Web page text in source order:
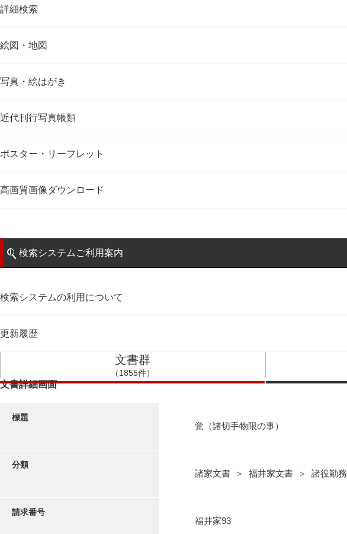
詳細検索
絵図・地図
写真・絵はがき
近代刊行写真帳類
ポスター・リーフレット
高画質画像ダウンロード
検索システムご利用案内
検索システムの利用について
更新履歴
文書群
（1855件）
文書詳細画面
標題
覚（諸切手物限の事）
分類
諸家文書 ＞ 福井家文書 ＞ 諸役勤務
請求番号
福井家93